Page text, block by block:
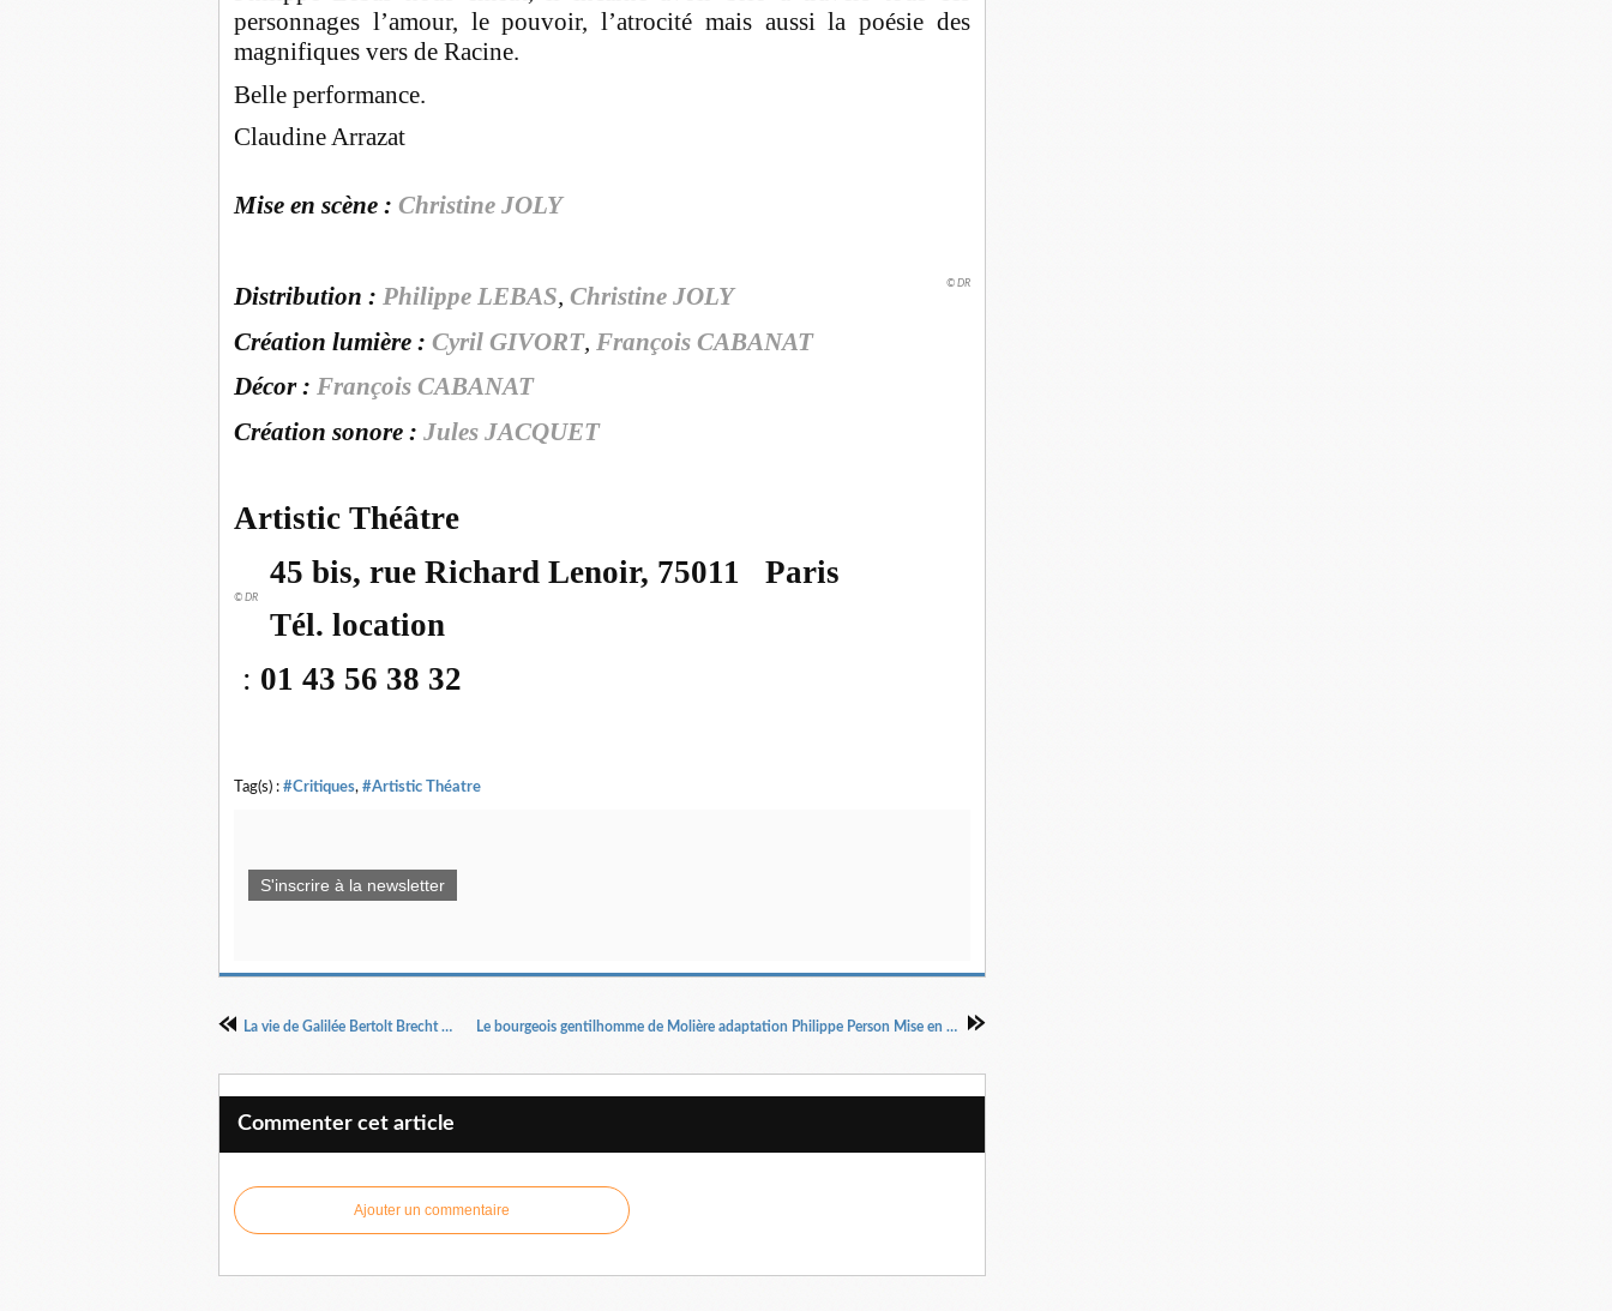
personnages l’amour, le pouvoir, l’atrocité mais aussi la poésie des
magnifiques vers de Racine.
Belle performance.
Claudine Arrazat
Mise en scène : Christine JOLY
© DR
Distribution : Philippe LEBAS, Christine JOLY
Création lumière : Cyril GIVORT, François CABANAT
Décor : François CABANAT
Création sonore : Jules JACQUET
Artistic Théâtre
© DR
45 bis, rue Richard Lenoir, 75011 Paris
Tél. location
: 01 43 56 38 32
Tag(s) : #Critiques, #Artistic Théatre
S'inscrire à la newsletter
La vie de Galilée Bertolt Brecht Mise en scène Éric Ruf Le bourgeois gentilhomme de Molière adaptation Philippe Person Mise en scène Florence Le Corre et Philippe Person
Commenter cet article
Ajouter un commentaire